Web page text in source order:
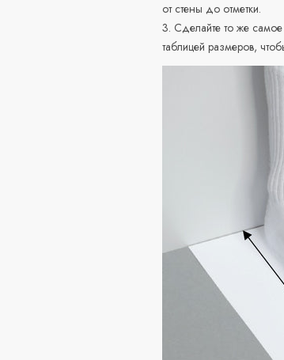
от стены до отметки.
3. Сделайте то же
таблицей размеров,